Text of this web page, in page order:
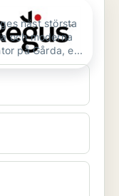
näst största
och moderna
på Gårda, e...